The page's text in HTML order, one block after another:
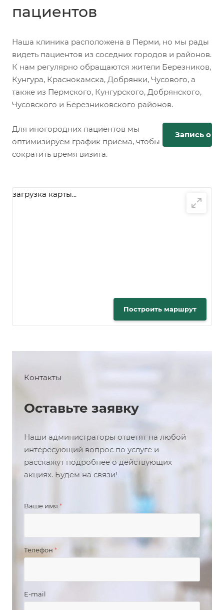
пациентов
Наша клиника расположена в Перми, но мы рады
видеть пациентов из соседних городов и районов.
К нам регулярно обращаются жители Березников,
Кунгура, Краснокамска, Добрянки, Чусового, а
также из Пермского, Кунгурского, Добрянского,
Чусовского и Березниковского районов.
Для иногородних пациентов мы
оптимизируем график приёма, чтобы
сократить время визита.
Запись
загрузка карты...
Построить маршрут
Контакты
Оставьте заявку
Наши администраторы ответят на любой
интересующий вопрос по услуге и
расскажут подробнее о действующих
акциях. Будем на связи!
Ваше имя *
Телефон *
E-mail